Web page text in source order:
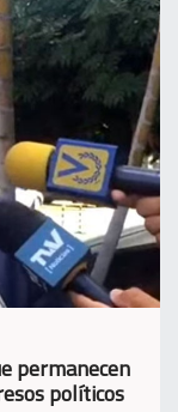
permanecen
políticos